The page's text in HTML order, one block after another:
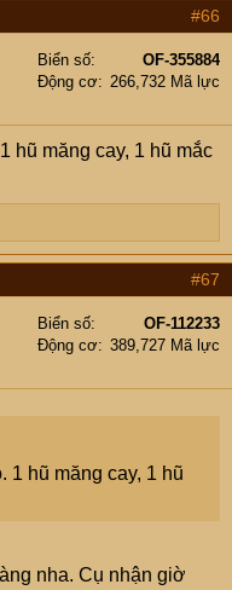
#66
Biển số
OF-355884
Động cơ
266,732 Mã lực
hũ măng cay, 1 hũ mắc
#67
Biển số
OF-112233
Động cơ
389,727 Mã lực
1 hũ măng cay, 1 hũ
nha. Cụ nhận giờ